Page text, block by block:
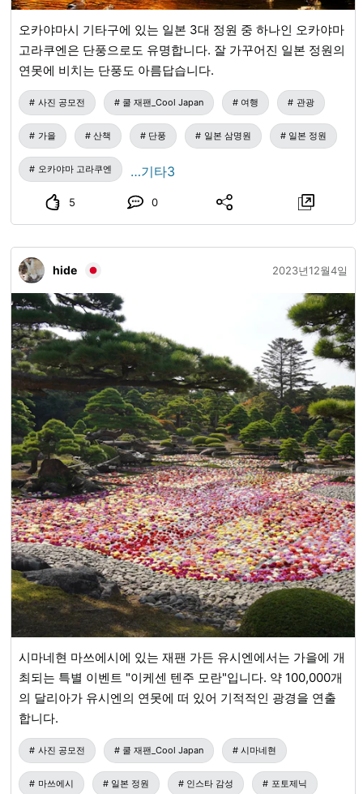
오카야마시 기타구에 있는 일본 3대 정원 중 하나인 오카야마
고라쿠엔은 단풍으로도 유명합니다. 잘 가꾸어진 일본 정원의
연못에 비치는 단풍도 아름답습니다.
사진 공모전 쿨 재팬_Cool Japan 여행 관광
가을 산책 단풍 일본 삼명원 일본 정원
오카야마 고라쿠엔 …기타3
5 0
hide 2023년12월4일
시마네현 마쓰에시에 있는 재팬 가든 유시엔에서는 가을에 개
최되는 특별 이벤트 "이케센 텐주 모란"입니다. 약 100,000개
의 달리아가 유시엔의 연못에 떠 있어 기적적인 광경을 연출
합니다.
사진 공모전 쿨 재팬_Cool Japan 시마네현
마쓰에시 일본 정원 인스타 감성 포토제닉